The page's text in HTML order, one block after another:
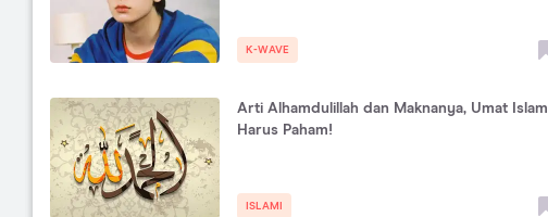
K-WAVE
Arti Alhamdulillah dan Maknanya, Umat Islam
Harus Paham!
ISLAMI